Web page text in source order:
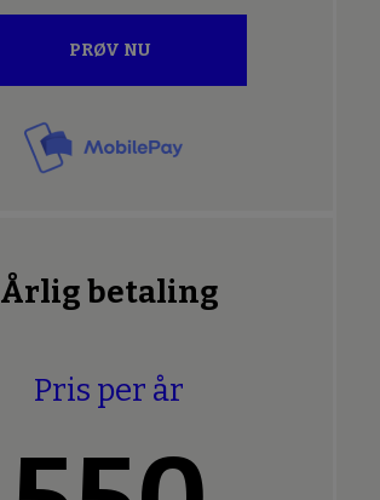
PRØV NU
Årlig betaling
Pris per år